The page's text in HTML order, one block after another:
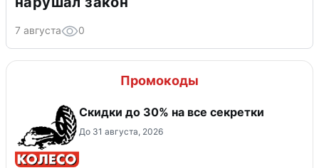
7 августа 0
Промокоды
Скидки до 30% на все секретки
До 31 августа, 2026